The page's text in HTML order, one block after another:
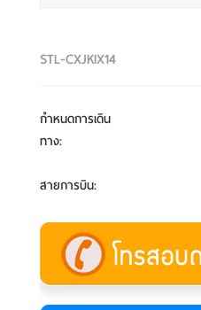
STL-CXJKIX14
กำหนดการเดิน
ทาง:
สายการบิน: